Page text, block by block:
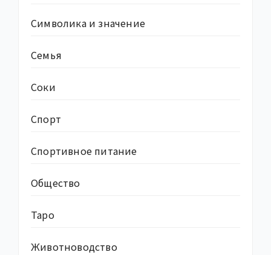
Символика и значение
Семья
Соки
Спорт
Спортивное питание
Общество
Таро
Животноводство